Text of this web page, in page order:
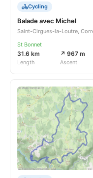
Cycling
Balade avec Michel
St Bonnet
31.6 km
Length
↗ 967 m
Ascent